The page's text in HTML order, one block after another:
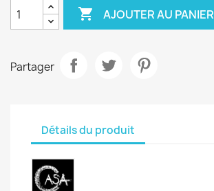
 AJOUTER AU PANIER
Partager
Détails du produit